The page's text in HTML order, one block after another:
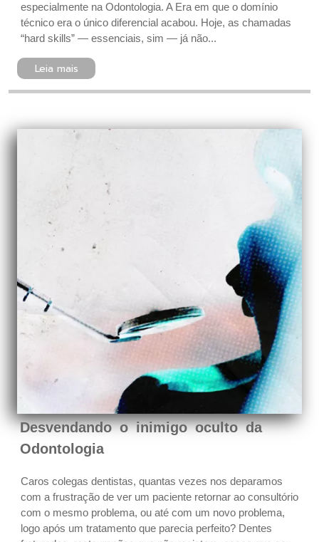
especialmente na Odontologia. A Era em que o domínio
técnico era o único diferencial acabou. Hoje, as chamadas
“hard skills” — essenciais, sim — já não...
Leia mais
Desvendando o inimigo oculto da
Odontologia
Caros colegas dentistas, quantas vezes nos deparamos
com a frustração de ver um paciente retornar ao consultório
com o mesmo problema, ou até com um novo problema,
logo após um tratamento que parecia perfeito? Dentes